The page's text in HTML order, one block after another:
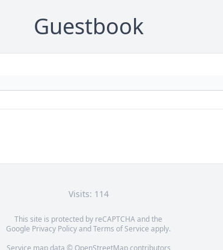
Guestbook
Visits: 114
This site is protected by reCAPTCHA and the
Google Privacy PolicyandTerms of Service apply.